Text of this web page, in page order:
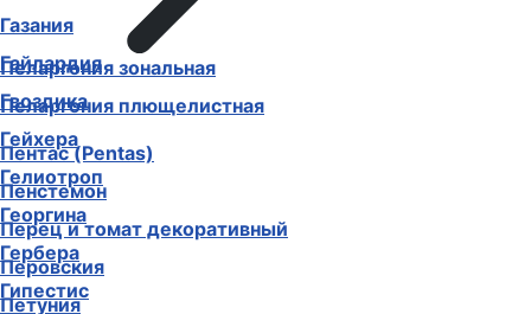
Газания
Гайлардия
Гвоздика
Гейхера
Гелиотроп
Георгина
Гербера
Гипестис
Пеларгония зональная
Пеларгония плющелистная
Пентас (Pentas)
Пенстемон
Перец и томат декоративный
Перовския
Петуния